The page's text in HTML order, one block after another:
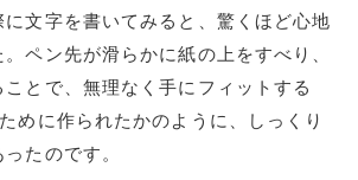
文字を書いてみると、驚くほど心地
ペン先が滑らかに紙の上をすべり、
とで、無理なく手にフィットする
めに作られたかのように、しっくり
たのです。